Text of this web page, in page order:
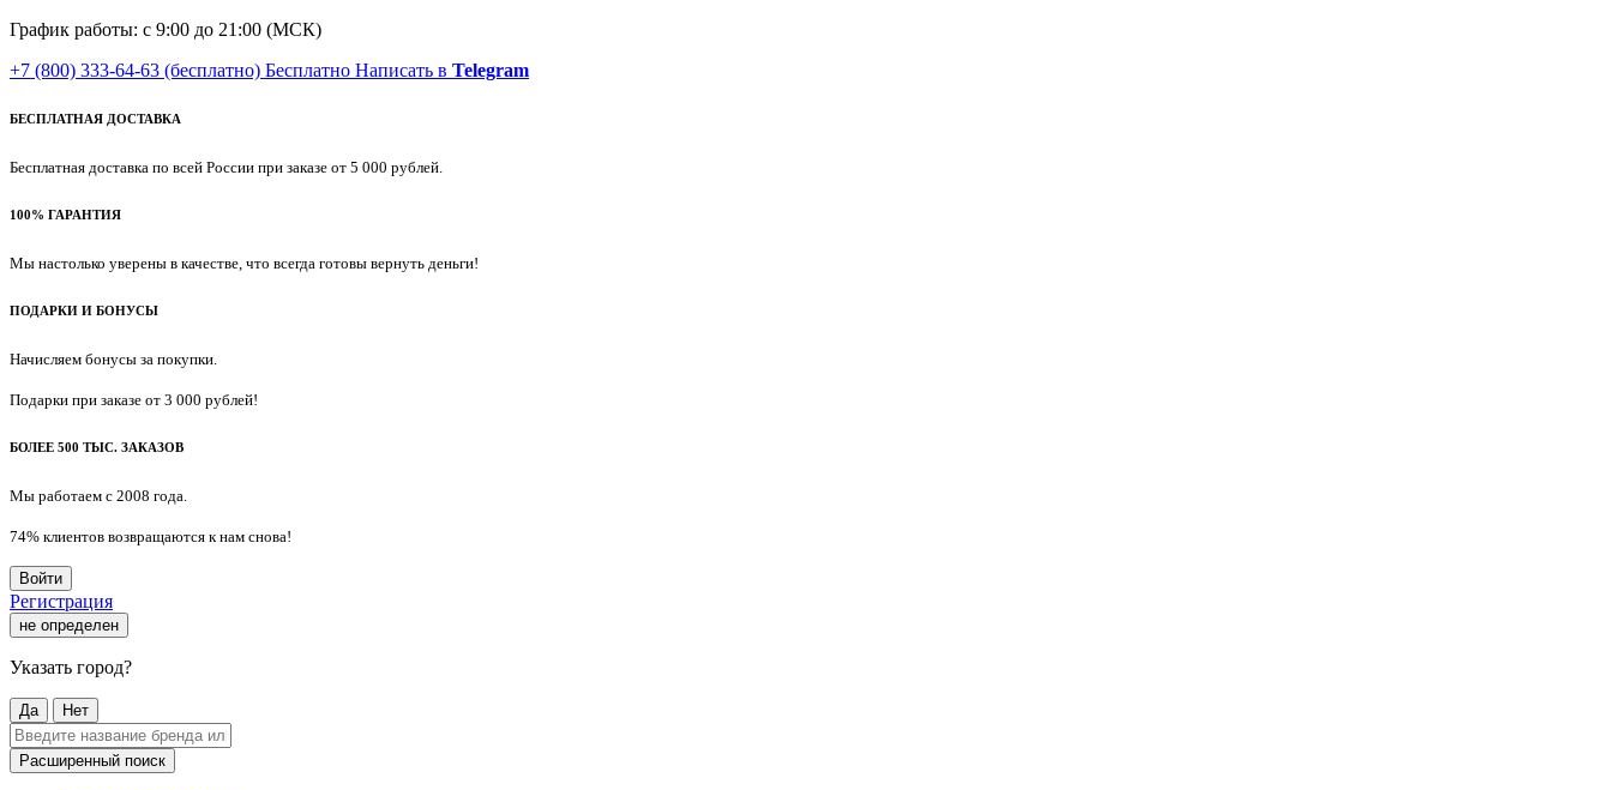
График работы: с 9:00 до 21:00 (МСК)
+7 (800) 333-64-63 (бесплатно) Бесплатно Написать в Telegram
БЕСПЛАТНАЯ ДОСТАВКА
Бесплатная доставка по всей России при заказе от 5 000 рублей.
100% ГАРАНТИЯ
Мы настолько уверены в качестве, что всегда готовы вернуть деньги!
ПОДАРКИ И БОНУСЫ
Начисляем бонусы за покупки.
Подарки при заказе от 3 000 рублей!
БОЛЕЕ 500 ТЫС. ЗАКАЗОВ
Мы работаем с 2008 года.
74% клиентов возвращаются к нам снова!
Войти
Регистрация
не определен
Указать город?
Да Нет
Расширенный поиск